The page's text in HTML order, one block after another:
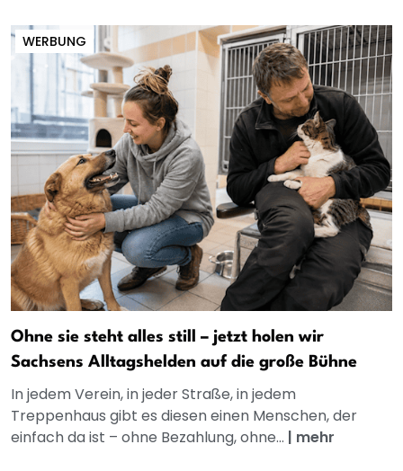
WERBUNG
Ohne sie steht alles still – jetzt holen wir
Sachsens Alltagshelden auf die große Bühne
In jedem Verein, in jeder Straße, in jedem
Treppenhaus gibt es diesen einen Menschen, der
einfach da ist – ohne Bezahlung, ohne... | mehr